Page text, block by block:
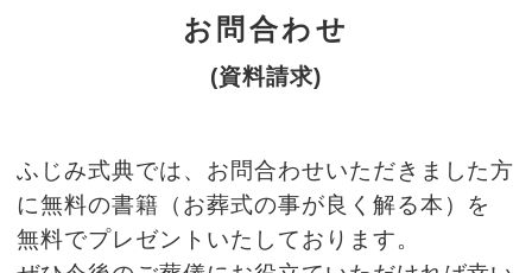
お問合わせ
(資料請求)
ふじみ式典では、お問合わせいただきました方
に無料の書籍（お葬式の事が良く解る本）を
無料でプレゼントいたしております。